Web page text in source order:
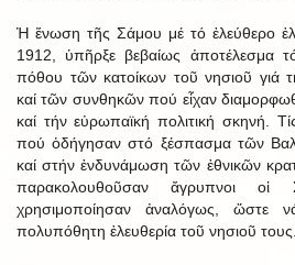
Ἡ ἕνωση τῆς Σάμου μέ τό ἐλεύθερο
1912, ὑπῆρξε βεβαίως ἀποτέλεσμα
πόθου τῶν κατοίκων τοῦ νησιοῦ γιά
καί τῶν συνθηκῶν πού εἶχαν
καί τήν εὐρωπαϊκή πολιτική σκηνή.
πού ὁδήγησαν στό ξέσπασμα τῶν
καί στήν ἐνδυνάμωση τῶν ἐθνικῶν
παρακολουθοῦσαν ἄγρυπνοι οἱ
χρησιμοποίησαν ἀναλόγως, ὥστε
πολυπόθητη ἐλευθερία τοῦ νησιοῦ τους.